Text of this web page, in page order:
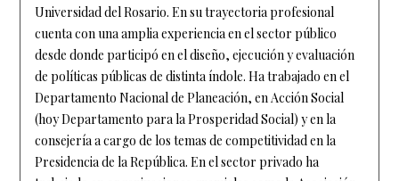
Universidad del Rosario. En su trayectoria profesional
cuenta con una amplia experiencia en el sector público
desde donde participó en el diseño, ejecución y evaluación
de políticas públicas de distinta índole. Ha trabajado en el
Departamento Nacional de Planeación, en Acción Social
(hoy Departamento para la Prosperidad Social) y en la
consejería a cargo de los temas de competitividad en la
Presidencia de la República. En el sector privado ha